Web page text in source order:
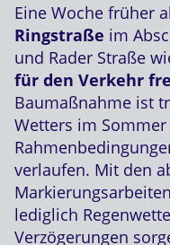
Eine Woche früher
Ringstraße im
und Rader Straße
für den Verkehr
Baumaßnahme ist
Wetters im
verlaufen. Mit den
lediglich
Verzögerungen